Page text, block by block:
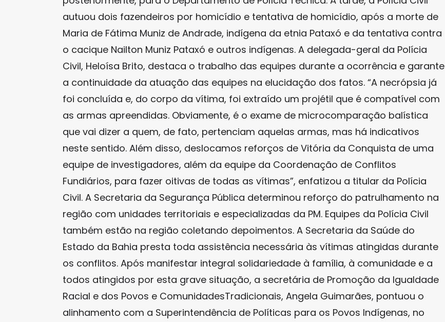
autuou dois fazendeiros por homicídio e tentativa de homicídio, após a morte de
Maria de Fátima Muniz de Andrade, indígena da etnia Pataxó e da tentativa contra
o cacique Nailton Muniz Pataxó e outros indígenas. A delegada-geral da Polícia
Civil, Heloísa Brito, destaca o trabalho das equipes durante a ocorrência e garante
a continuidade da atuação das equipes na elucidação dos fatos. “A necrópsia já
foi concluída e, do corpo da vítima, foi extraído um projétil que é compatível com
as armas apreendidas. Obviamente, é o exame de microcomparação balística
que vai dizer a quem, de fato, pertenciam aquelas armas, mas há indicativos
neste sentido. Além disso, deslocamos reforços de Vitória da Conquista de uma
equipe de investigadores, além da equipe da Coordenação de Conflitos
Fundiários, para fazer oitivas de todas as vítimas”, enfatizou a titular da Polícia
Civil. A Secretaria da Segurança Pública determinou reforço do patrulhamento na
região com unidades territoriais e especializadas da PM. Equipes da Polícia Civil
também estão na região coletando depoimentos. A Secretaria da Saúde do
Estado da Bahia presta toda assistência necessária às vítimas atingidas durante
os conflitos. Após manifestar integral solidariedade à família, à comunidade e a
todos atingidos por esta grave situação, a secretária de Promoção da Igualdade
Racial e dos Povos e ComunidadesTradicionais, Angela Guimarães, pontuou o
alinhamento com a Superintendência de Políticas para os Povos Indígenas, no